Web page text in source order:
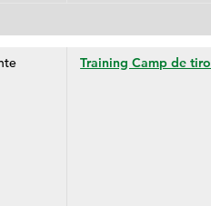
Training Camp de tiro